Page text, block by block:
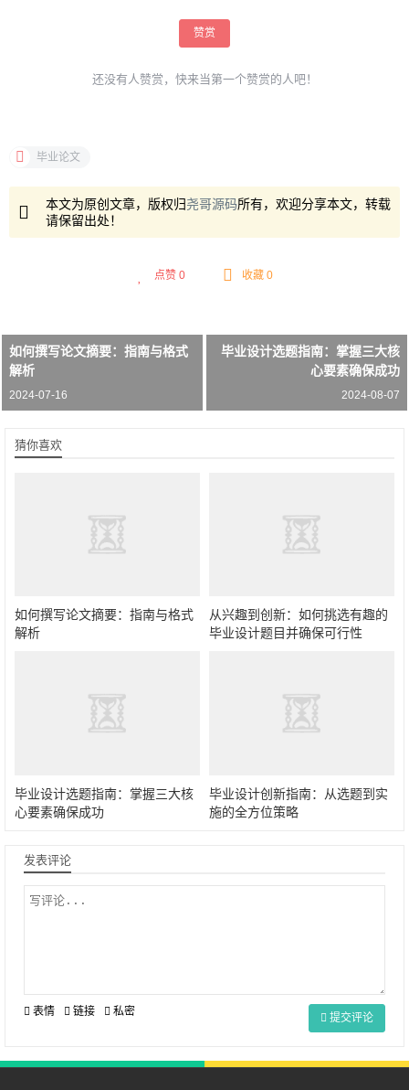
赞赏
还没有人赞赏，快来当第一个赞赏的人吧！
毕业论文
本文为原创文章，版权归尧哥源码所有，欢迎分享本文，转载
请保留出处！
点赞 0 收藏 0
如何撰写论文摘要：指南与格式
解析
2024-07-16
毕业设计选题指南：掌握三大核
心要素确保成功
2024-08-07
猜你喜欢
如何撰写论文摘要：指南与格式
解析
从兴趣到创新：如何挑选有趣的
毕业设计题目并确保可行性
毕业设计选题指南：掌握三大核
心要素确保成功
毕业设计创新指南：从选题到实
施的全方位策略
发表评论
表情 链接 私密 提交评论